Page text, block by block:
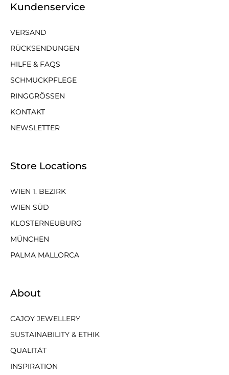
Kundenservice
VERSAND
RÜCKSENDUNGEN
HILFE & FAQS
SCHMUCKPFLEGE
RINGGRÖSSEN
KONTAKT
NEWSLETTER
Store Locations
WIEN 1. BEZIRK
WIEN SÜD
KLOSTERNEUBURG
MÜNCHEN
PALMA MALLORCA
About
CAJOY JEWELLERY
SUSTAINABILITY & ETHIK
QUALITÄT
INSPIRATION